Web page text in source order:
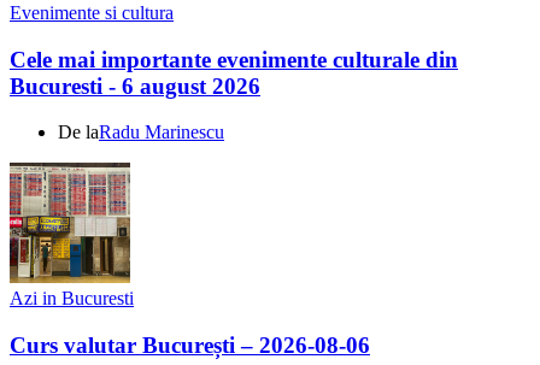
Evenimente si cultura
Cele mai importante evenimente culturale din
Bucuresti - 6 august 2026
De laRadu Marinescu
Azi in Bucuresti
Curs valutar București – 2026-08-06